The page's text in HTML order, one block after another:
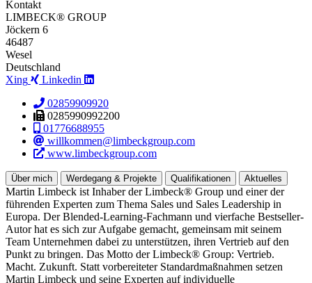
Kontakt
LIMBECK® GROUP
Jöckern 6
46487
Wesel
Deutschland
Xing
Linkedin
02859909920
0285990992200
01776688955
willkommen@limbeckgroup.com
www.limbeckgroup.com
Über mich Werdegang & Projekte Qualifikationen Aktuelles
Martin Limbeck ist Inhaber der Limbeck® Group und einer der
führenden Experten zum Thema Sales und Sales Leadership in
Europa. Der Blended-Learning-Fachmann und vierfache Bestseller-
Autor hat es sich zur Aufgabe gemacht, gemeinsam mit seinem
Team Unternehmen dabei zu unterstützen, ihren Vertrieb auf den
Punkt zu bringen. Das Motto der Limbeck® Group: Vertrieb.
Macht. Zukunft. Statt vorbereiteter Standardmaßnahmen setzen
Martin Limbeck und seine Experten auf individuelle